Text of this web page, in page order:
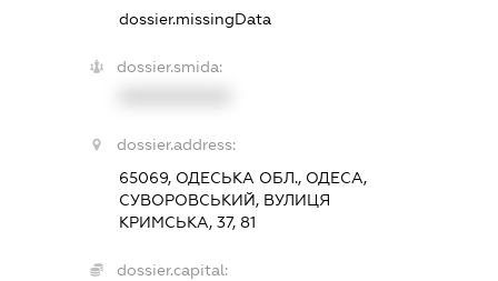
dossier.missingData
dossier.smida:
dossier.address:
65069, ОДЕСЬКА ОБЛ., ОДЕСА,
СУВОРОВСЬКИЙ, ВУЛИЦЯ
КРИМСЬКА, 37, 81
dossier.capital: